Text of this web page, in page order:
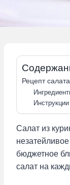
Рецепт
Инструкции
Салат из
бюджетное
салат на